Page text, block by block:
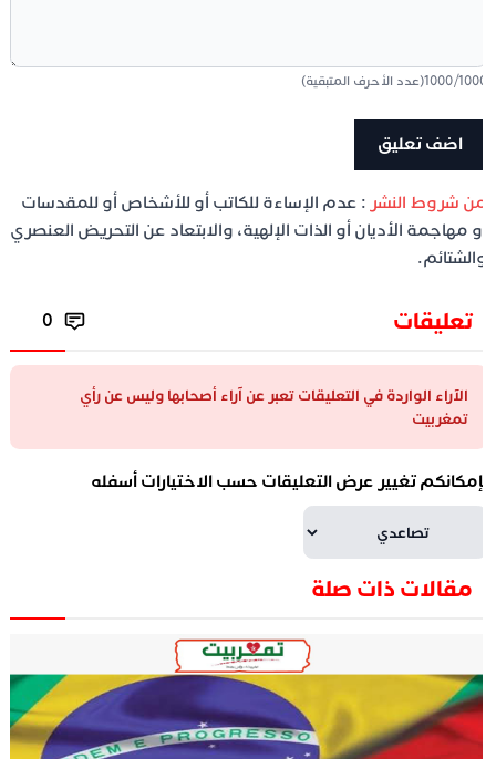
/
1000(عدد الأحرف المتبقية)
شروط النشر: عدم الإساءة للكاتب أو للأشخاص أو للمقدسات
مهاجمة الأديان أو الذات الإلهية، والابتعاد عن التحريض العنصري
تعليقات 0
الآراء الواردة في التعليقات تعبر عن آراء أصحابها وليس عن رأي
تمغربيت
تغيير عرض التعليقات حسب الاختيارات أسفله
مقالات ذات صلة